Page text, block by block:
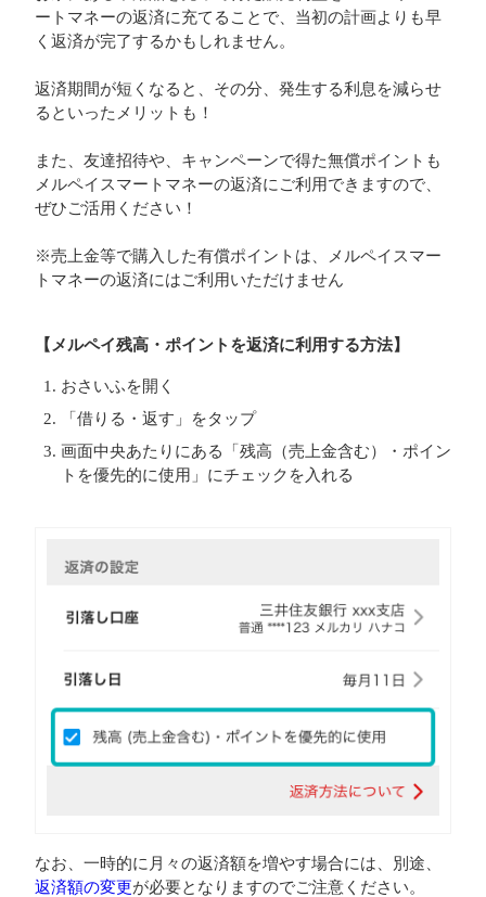
ートマネーの返済に充てることで、当初の計画よりも早
く返済が完了するかもしれません。
返済期間が短くなると、その分、発生する利息を減らせ
るといったメリットも！
また、友達招待や、キャンペーンで得た無償ポイントも
メルペイスマートマネーの返済にご利用できますので、
ぜひご活用ください！
※売上金等で購入した有償ポイントは、メルペイスマー
トマネーの返済にはご利用いただけません
【メルペイ残高・ポイントを返済に利用する方法】
おさいふを開く
「借りる・返す」をタップ
画面中央あたりにある「残高（売上金含む）・ポイン
トを優先的に使用」にチェックを入れる
なお、一時的に月々の返済額を増やす場合には、別途、
返済額の変更が必要となりますのでご注意ください。